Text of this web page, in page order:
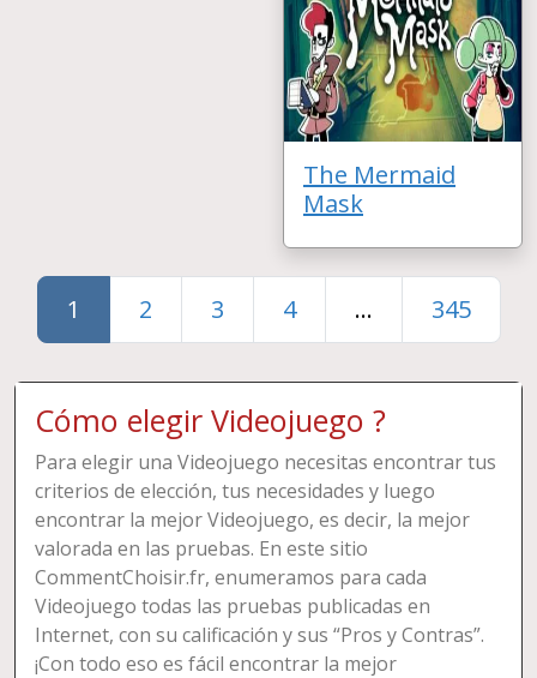
The Mermaid
Mask
1 2 3 4 ... 345
Cómo elegir Videojuego ?
Para elegir una Videojuego necesitas encontrar tus
criterios de elección, tus necesidades y luego
encontrar la mejor Videojuego, es decir, la mejor
valorada en las pruebas. En este sitio
CommentChoisir.fr, enumeramos para cada
Videojuego todas las pruebas publicadas en
Internet, con su calificación y sus “Pros y Contras”.
¡Con todo eso es fácil encontrar la mejor